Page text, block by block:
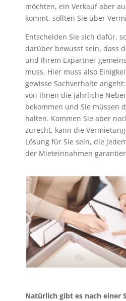
möchten, ein Verkauf aber
kommt, sollten Sie über
Entscheiden Sie sich dafür,
darüber bewusst sein, dass
und Ihrem Expartner
muss. Hier muss also
gewisse Sachverhalte
von Ihnen die jährliche
bekommen und Sie müssen
halten. Kommen Sie aber
zurecht, kann die
Lösung für Sie sein, die
der Mieteinnahmen
Natürlich gibt es nach einer